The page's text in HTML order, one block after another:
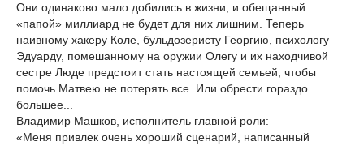
Они одинаково мало добились в жизни, и обещанный
«папой» миллиард не будет для них лишним. Теперь
наивному хакеру Коле, бульдозеристу Георгию, психологу
Эдуарду, помешанному на оружии Олегу и их находчивой
сестре Люде предстоит стать настоящей семьей, чтобы
помочь Матвею не потерять все. Или обрести гораздо
большее...
Владимир Машков, исполнитель главной роли:
«Меня привлек очень хороший сценарий, написанный